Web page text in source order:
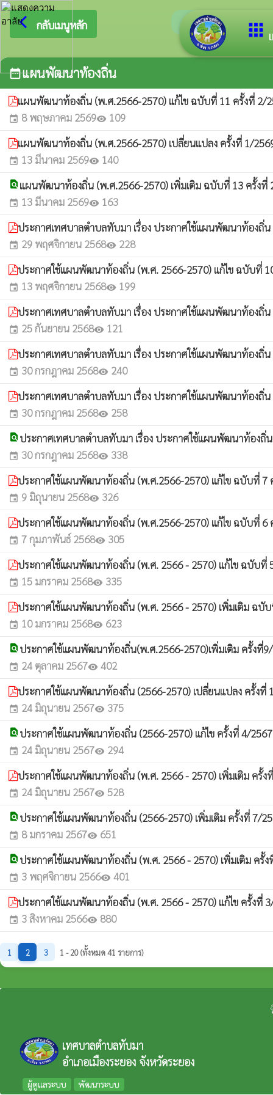
apps
arrow_back_ios กลับเมนูหลัก ยินดีต้อนรับสู่เว็บไ
date_rangeแผนพัฒนาท้องถิ่น
แผนพัฒนาท้องถิ่น (พ.ศ.2566-2570) แก้ไข ฉบับที่ 11 ครั้งที่ 2/
event 8 พฤษภาคม 2569visibility 109
แผนพัฒนาท้องถิ่น (พ.ศ.2566-2570) เปลี่ยนแปลง ครั้งที่ 1/
event 13 มีนาคม 2569visibility 140
find_in_page แผนพัฒนาท้องถิ่น (พ.ศ.2566-2570) เพิ่มเติม ฉบับที่ 13 ครั้งที่
event 13 มีนาคม 2569visibility 163
ประกาศเทศบาลตำบลทับมา เรื่อง ประกาศใช้แผนพัฒนาท้องถิ่
event 29 พฤศจิกายน 2568visibility 228
ประกาศใช้แผนพัฒนาท้องถิ่น (พ.ศ. 2566-2570) แก้ไข ฉบับที่
event 13 พฤศจิกายน 2568visibility 199
ประกาศเทศบาลตำบลทับมา เรื่อง ประกาศใช้แผนพัฒนาท้องถิ่
event 25 กันยายน 2568visibility 121
ประกาศเทศบาลตำบลทับมา เรื่อง ประกาศใช้แผนพัฒนาท้องถิ่
event 30 กรกฎาคม 2568visibility 240
ประกาศเทศบาลตำบลทับมา เรื่อง ประกาศใช้แผนพัฒนาท้องถิ่
event 30 กรกฎาคม 2568visibility 258
find_in_page ประกาศเทศบาลตำบลทับมา เรื่อง ประกาศใช้แผนพัฒนาท้อง
event 30 กรกฎาคม 2568visibility 338
ประกาศใช้แผนพัฒนาท้องถิ่น (พ.ศ.2566-2570) แก้ไข ฉบับที่ 7
event 9 มิถุนายน 2568visibility 326
ประกาศใช้แผนพัฒนาท้องถิ่น (พ.ศ.2566-2570) แก้ไข ฉบับที่ 6
event 7 กุมภาพันธ์ 2568visibility 305
ประกาศใช้แผนพัฒนาท้องถิ่น (พ.ศ. 2566 - 2570) แก้ไข ฉบับที่
event 15 มกราคม 2568visibility 335
ประกาศใช้แผนพัฒนาท้องถิ่น (พ.ศ. 2566 - 2570) เพิ่มเติม ฉบั
event 10 มกราคม 2568visibility 623
find_in_page ประกาศใช้แผนพัฒนาท้องถิ่น(พ.ศ.2566-2570)เพิ่มเติม ครั้งที่
event 24 ตุลาคม 2567visibility 402
ประกาศใช้แผนพัฒนาท้องถิ่น (2566-2570) เปลี่ยนแปลง ครั้งที่
event 24 มิถุนายน 2567visibility 375
find_in_page ประกาศใช้แผนพัฒนาท้องถิ่น (2566-2570) แก้ไข ครั้งที่ 4/
event 24 มิถุนายน 2567visibility 294
ประกาศใช้แผนพัฒนาท้องถิ่น (พ.ศ. 2566 - 2570) เพิ่มเติม ครั้
event 24 มิถุนายน 2567visibility 528
find_in_page ประกาศใช้แผนพัฒนาท้องถิ่น (2566-2570) เพิ่มเติม ครั้งที่ 7/
event 8 มกราคม 2567visibility 651
find_in_page ประกาศใช้แผนพัฒนาท้องถิ่น (พ.ศ. 2566 - 2570) เพิ่มเติม ครั้
event 3 พฤศจิกายน 2566visibility 401
ประกาศใช้แผนพัฒนาท้องถิ่น (พ.ศ. 2566 - 2570) แก้ไข ครั้งที่
event 3 สิงหาคม 2566visibility 880
1 2 3 1 - 20 (ทั้งหมด 41 รายการ)
เทศบาลตำบลทับมา
อำเภอเมืองระยอง จังหวัดระยอง
ผู้ดูแลระบบ พัฒนาระบบ